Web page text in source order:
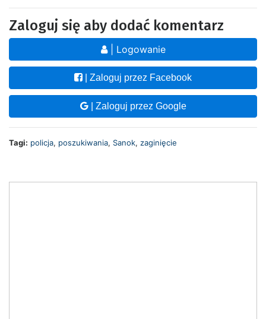
Zaloguj się aby dodać komentarz
| Logowanie
| Zaloguj przez Facebook
| Zaloguj przez Google
Tagi: policja, poszukiwania, Sanok, zaginięcie